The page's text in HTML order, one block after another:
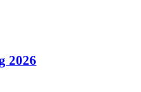
2026